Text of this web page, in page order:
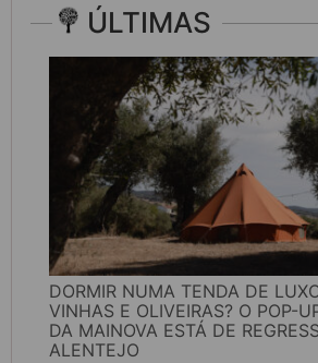
ÚLTIMAS
DORMIR NUMA TENDA DE
VINHAS E OLIVEIRAS? O POP-
DA MAINOVA ESTÁ DE
ALENTEJO